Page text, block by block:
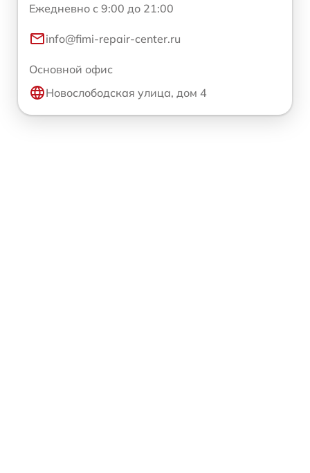
Ежедневно с 9:00 до 21:00
info@fimi-repair-center.ru
Основной офис
Новослободская улица, дом 4